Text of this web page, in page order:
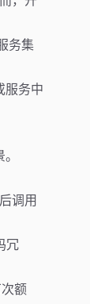
务集
服务中
调用
冗
额